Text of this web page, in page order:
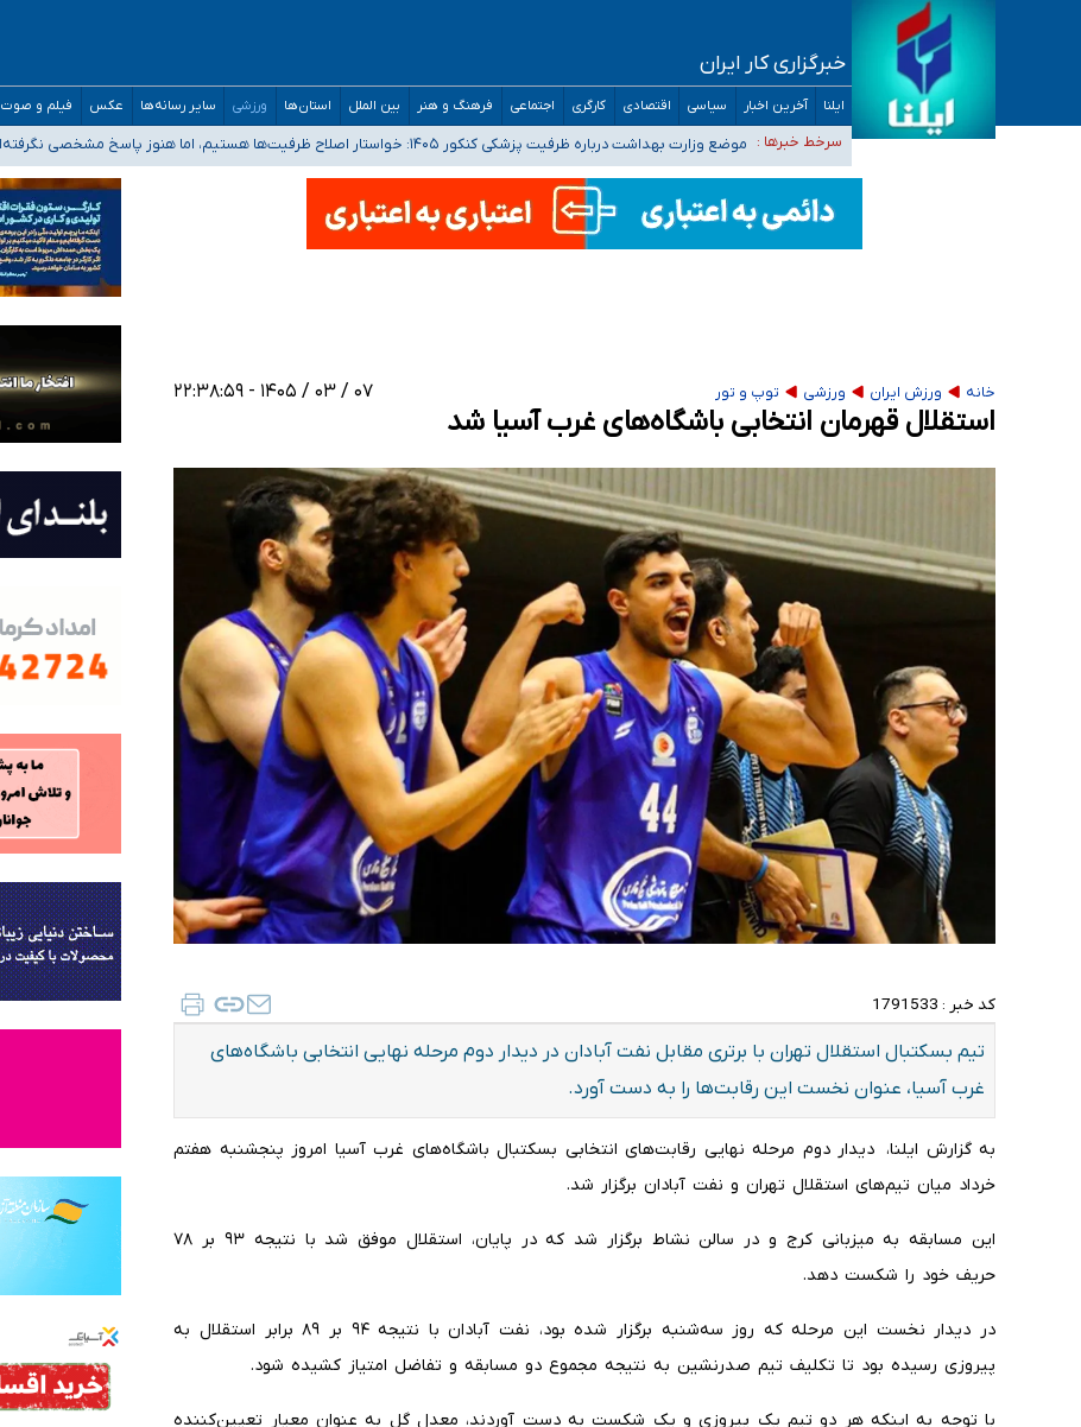
خبرگزاری کار ایران
ایلنا آخرین اخبار سیاسی اقتصادی کارگری اجتماعی فرهنگ و هنر بین الملل استان‌ها ورزشی سایر رسانه‌ها عکس فیلم و صوت
سرخط خبرها :
موضع وزارت بهداشت درباره ظرفیت پزشکی کنکور ۱۴۰۵: خواستار اصلاح ظرفیت‌ها هستیم، اما هنوز پاسخ مشخصی نگرفته‌ایم
تعویق آزمون ورودی دکترای تخصصی فرماندهی صحنه عملیات و دکترای تخصصی جغرافیای نظامی دافوس آجا
خبرنگاران راویان حقیقت با دغدغه نان، مسکن و بیمه
آخرین وضعیت شیوع عفونت‌های تنفسی در کشور/ خوزستان و کرمان بالاتر از آستانه هشدار
خانه ورزش ایران ورزشی توپ و تور ۰۷ / ۰۳ / ۱۴۰۵ - ۲۲:۳۸:۵۹
استقلال قهرمان انتخابی باشگاه‌های غرب آسیا شد
کد خبر : 1791533
تیم بسکتبال استقلال تهران با برتری مقابل نفت آبادان در دیدار دوم مرحله نهایی انتخابی باشگاه‌های
غرب آسیا، عنوان نخست این رقابت‌ها را به دست آورد.
به گزارش ایلنا، دیدار دوم مرحله نهایی رقابت‌های انتخابی بسکتبال باشگاه‌های غرب آسیا امروز پنجشنبه هفتم
خرداد میان تیم‌های استقلال تهران و نفت آبادان برگزار شد.
این مسابقه به میزبانی کرج و در سالن نشاط برگزار شد که در پایان، استقلال موفق شد با نتیجه ۹۳ بر ۷۸
حریف خود را شکست دهد.
در دیدار نخست این مرحله که روز سه‌شنبه برگزار شده بود، نفت آبادان با نتیجه ۹۴ بر ۸۹ برابر استقلال به
پیروزی رسیده بود تا تکلیف تیم صدرنشین به نتیجه مجموع دو مسابقه و تفاضل امتیاز کشیده شود.
با توجه به اینکه هر دو تیم یک پیروزی و یک شکست به دست آوردند، معدل گل به عنوان معیار تعیین‌کننده